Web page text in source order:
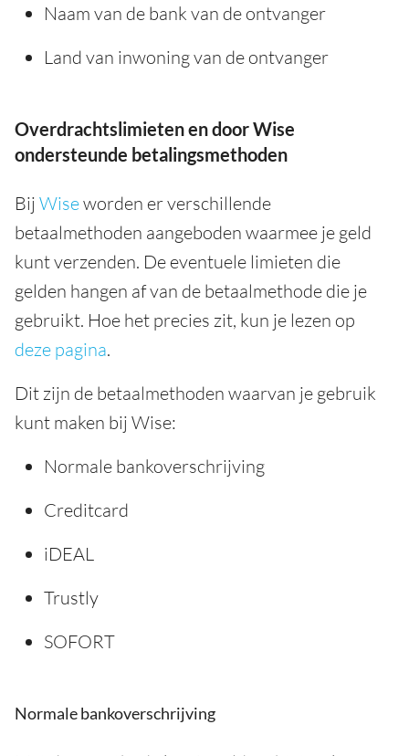
Naam van de bank van de ontvanger
Land van inwoning van de ontvanger
Overdrachtslimieten en door Wise
ondersteunde betalingsmethoden
Bij Wiseworden er verschillende
betaalmethoden aangeboden waarmee je geld
kunt verzenden. De eventuele limieten die
gelden hangen af van de betaalmethode die je
gebruikt. Hoe het precies zit, kun je lezen op
deze pagina.
Dit zijn de betaalmethoden waarvan je gebruik
kunt maken bij Wise:
Normale bankoverschrijving
Creditcard
iDEAL
Trustly
SOFORT
Normale bankoverschrijving